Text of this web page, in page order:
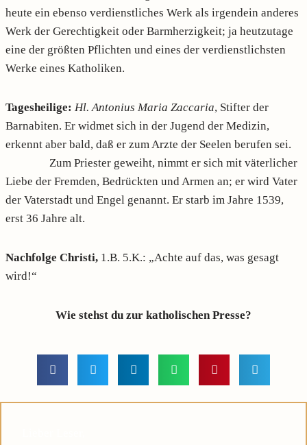
heute ein ebenso verdienstliches Werk als irgendein anderes
Werk der Gerechtigkeit oder Barmherzigkeit; ja heutzutage
eine der größten Pflichten und eines der verdienstlichsten
Werke eines Katholiken.
Tagesheilige: Hl. Antonius Maria Zaccaria, Stifter der
Barnabiten. Er widmet sich in der Jugend der Medizin,
erkennt aber bald, daß er zum Arzte der Seelen berufen sei.
Zum Priester geweiht, nimmt er sich mit väterlicher
Liebe der Fremden, Bedrückten und Armen an; er wird Vater
der Vaterstadt und Engel genannt. Er starb im Jahre 1539,
erst 36 Jahre alt.
Nachfolge Christi, 1.B. 5.K.: „Achte auf das, was gesagt
wird!“
Wie stehst du zur katholischen Presse?